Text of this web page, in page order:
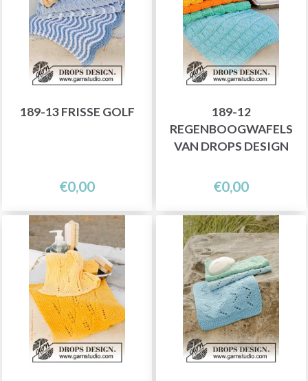
189-13 FRISSE GOLF
€0,00
189-12
REGENBOOGWAFELS
VAN DROPS DESIGN
€0,00